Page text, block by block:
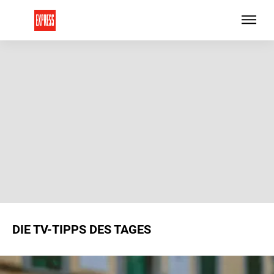
DIE TV-TIPPS DES TAGES